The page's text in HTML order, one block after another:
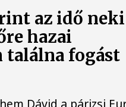
az idő neki
hazai
találna fogást
Dávid a párizsi